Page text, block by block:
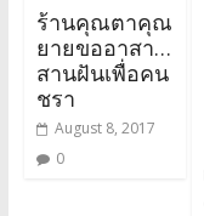
ร้านคุณตาคุณ
ยายขออาสา…
สานฝันเพื่อคน
ชรา
August 8, 2017
0